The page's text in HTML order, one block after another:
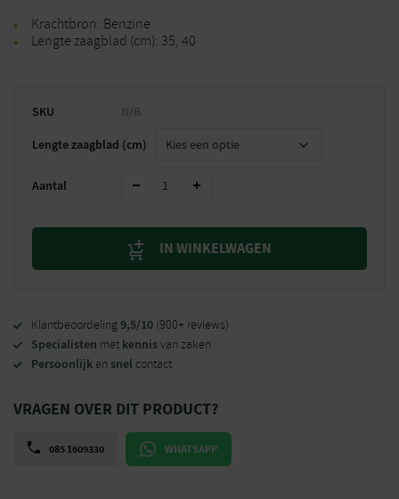
Krachtbron: Benzine
Lengte zaagblad (cm): 35, 40
SKU N/B
Lengte zaagblad (cm)
Aantal
IN WINKELWAGEN
Klantbeoordeling9,5/10 (900+ reviews)
Specialisten met kennisvan zaken
Persoonlijk en snel contact
VRAGEN OVER DIT PRODUCT?
085 1609330 WHATSAPP